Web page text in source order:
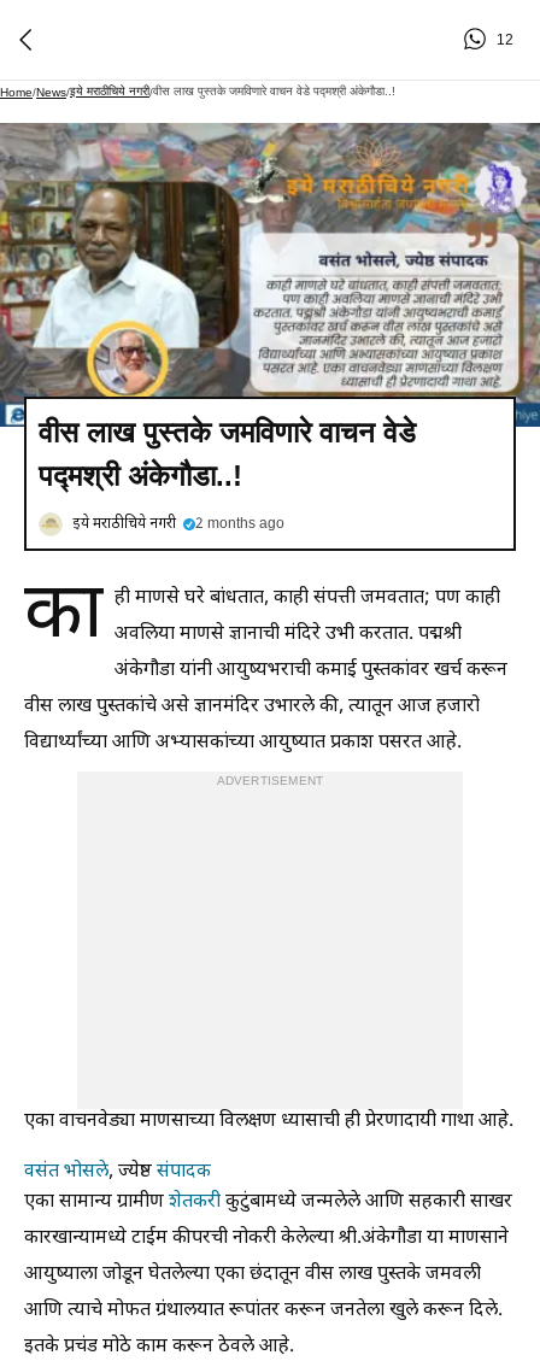
12
Home/News/इये मराठीचिये नगरी/वीस लाख पुस्तके जमविणारे वाचन वेडे पद्मश्री अंकेगौडा..!
वीस लाख पुस्तके जमविणारे वाचन वेडे
पद्मश्री अंकेगौडा..!
इये मराठीचिये नगरी 2 months ago
का ही माणसे घरे बांधतात, काही संपत्ती जमवतात; पण काही
अवलिया माणसे ज्ञानाची मंदिरे उभी करतात. पद्मश्री
अंकेगौडा यांनी आयुष्यभराची कमाई पुस्तकांवर खर्च करून
वीस लाख पुस्तकांचे असे ज्ञानमंदिर उभारले की, त्यातून आज हजारो
विद्यार्थ्यांच्या आणि अभ्यासकांच्या आयुष्यात प्रकाश पसरत आहे.
ADVERTISEMENT
एका वाचनवेड्या माणसाच्या विलक्षण ध्यासाची ही प्रेरणादायी गाथा आहे.
वसंत भोसले, ज्येष्ठसंपादक
एका सामान्य ग्रामीणशेतकरीकुटुंबामध्ये जन्मलेले आणि सहकारी साखर
कारखान्यामध्ये टाईम कीपरची नोकरी केलेल्या श्री.अंकेगौडा या माणसाने
आयुष्याला जोडून घेतलेल्या एका छंदातून वीस लाख पुस्तके जमवली
आणि त्याचे मोफत ग्रंथालयात रूपांतर करून जनतेला खुले करून दिले.
इतके प्रचंड मोठे काम करून ठेवले आहे.